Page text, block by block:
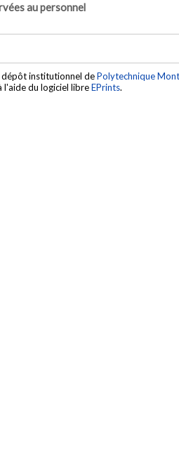
au personnel
institutionnel dePolytechnique
l'aide du logiciel libreEPrints.